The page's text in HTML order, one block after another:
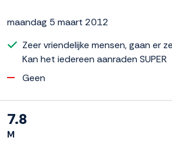
maandag 5 maart 2012
Zeer vriendelijke mensen, gaan er
Kan het iedereen aanraden SUPER
Geen
7.8
M